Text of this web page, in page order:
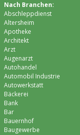
Nach Branchen:
Abschleppdienst
Altersheim
Apotheke
Architekt
Arzt
Augenarzt
Autohandel
Automobil Industrie
Autowerkstatt
Bäckerei
Bank
Bar
Bauernhof
Baugewerbe